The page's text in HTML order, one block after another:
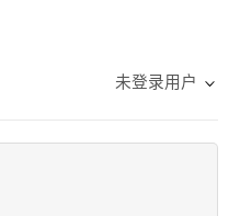
未登录用户